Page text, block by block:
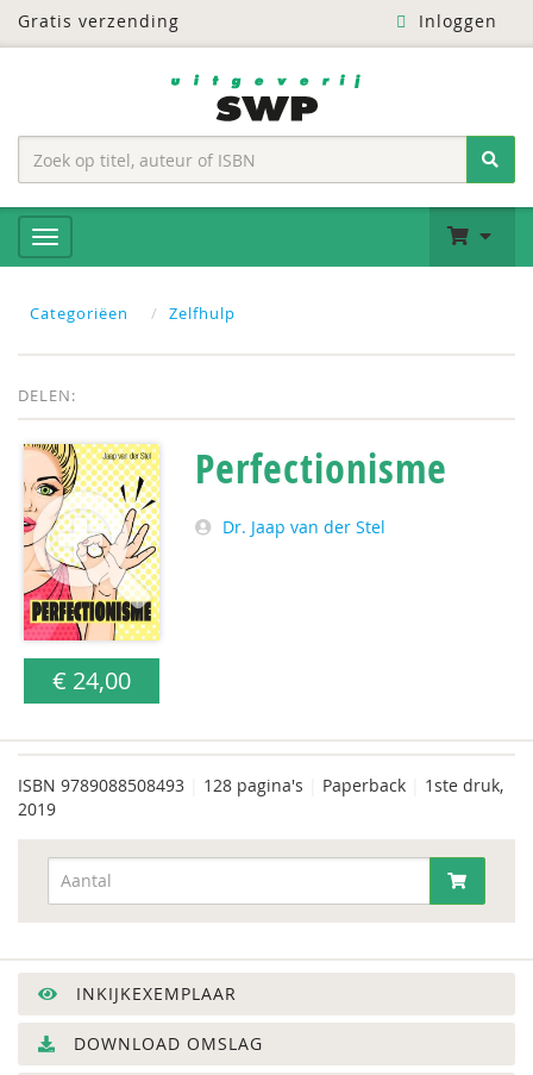
Gratis verzending Inloggen
Categoriëen Zelfhulp
DELEN:
€ 24,00
Perfectionisme
Dr. Jaap van der Stel
ISBN 9789088508493 128 pagina's Paperback
1ste druk,
2019
INKIJKEXEMPLAAR
DOWNLOAD OMSLAG